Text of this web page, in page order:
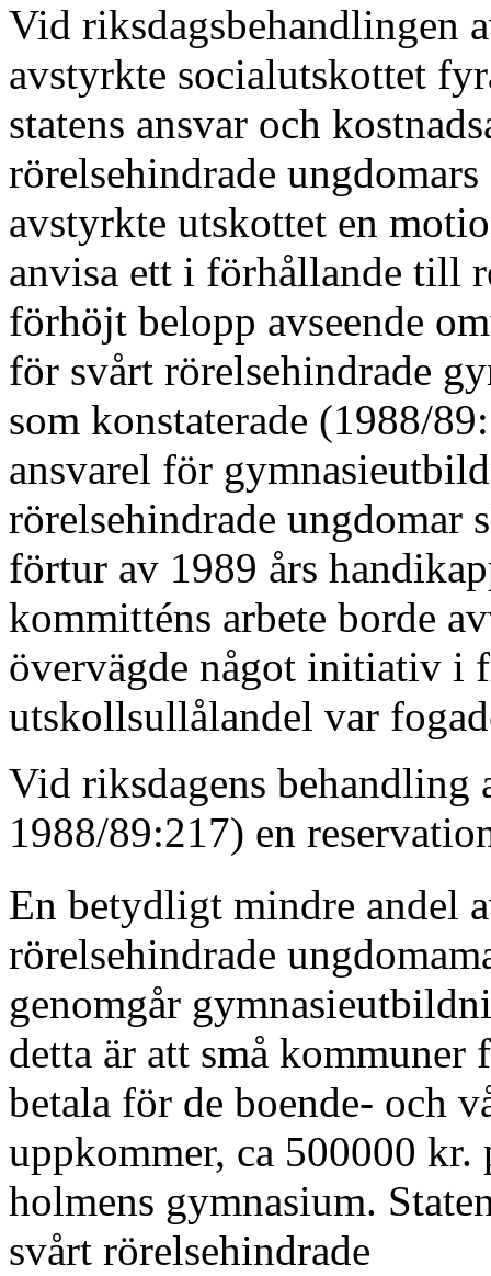
Vid riksdagsbehandlingen
avstyrkte socialut­skottet
statens ansvar och
rörelsehindrade
avstyrkte utskottet en
anvisa ett i förhållande till
förhöjt belopp avseende
för svårt rörelsehindrade
som konstaterade (1988/
ansvarel för
rörelsehindrade ungdomar
förtur av 1989 års
kommitténs arbete borde
övervägde något initiativ i
utskollsullålandel var
Vid riksdagens
1988/89:217) en
En betydligt mindre andel
rörelsehindrade
genomgår
detta är att små kommuner
betala för de boende- och
uppkommer, ca 500000
holmens gymnasium.
svårt rörelsehindrade